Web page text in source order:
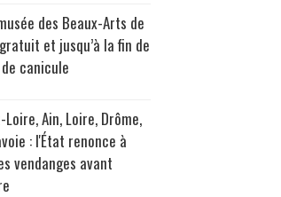
des Beaux-Arts de
et jusqu’à la fin de
canicule
Ain, Loire, Drôme,
: l'État renonce à
vendanges avant